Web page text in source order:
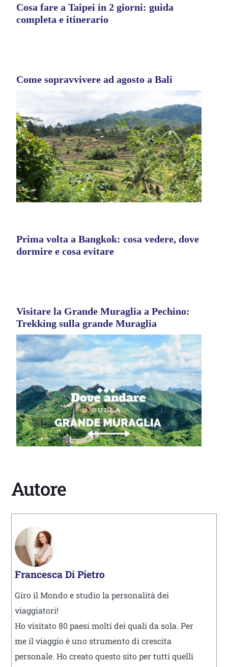
Cosa fare a Taipei in 2 giorni: guida
completa e itinerario
Come sopravvivere ad agosto a Bali
Prima volta a Bangkok: cosa vedere, dove
dormire e cosa evitare
Visitare la Grande Muraglia a Pechino:
Trekking sulla grande Muraglia
Autore
Francesca Di Pietro
Giro il Mondo e studio la personalità dei
viaggiatori!
Ho visitato 80 paesi molti dei quali da sola. Per
me il viaggio è uno strumento di crescita
personale. Ho creato questo sito per tutti quelli